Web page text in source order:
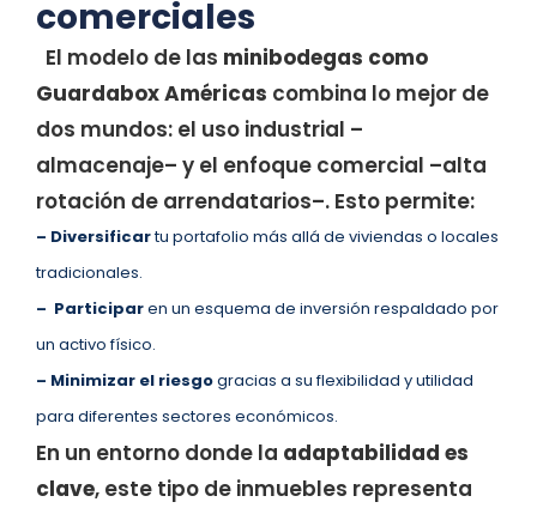
comerciales
El modelo de las minibodegas como
Guardabox Américas combina lo mejor de
dos mundos: el uso industrial –
almacenaje– y el enfoque comercial –alta
rotación de arrendatarios–. Esto permite:
– Diversificartu portafolio más allá de viviendas o locales
tradicionales.
– Participaren un esquema de inversión respaldado por
un activo físico.
– Minimizar el riesgogracias a su flexibilidad y utilidad
para diferentes sectores económicos.
En un entorno donde la adaptabilidad es
clave, este tipo de inmuebles representa